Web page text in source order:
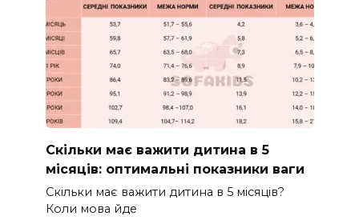
Скільки має важити дитина в 5
місяців: оптимальні показники ваги
Скільки має важити дитина в 5 місяців?
Коли мова йде